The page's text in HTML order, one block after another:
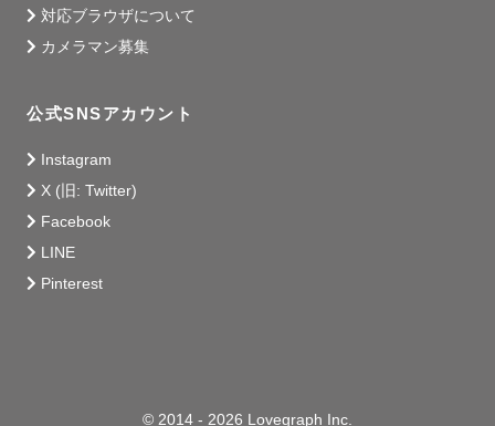
このような撮影は撮影許可の確認が必要になります。
部のカメラマンが同行して敷地内を利用していいか、現地
へご確認をよろしくお願いいたします。(日時や申請料の確
認なども)
対応ブラウザについて
カメラマン募集
公式SNSアカウント
Instagram
X (旧: Twitter)
Facebook
LINE
Pinterest
© 2014 - 2026 Lovegraph Inc.